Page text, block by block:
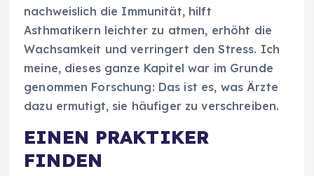
nachweislich die Immunität, hilft
Asthmatikern leichter zu atmen, erhöht die
Wachsamkeit und verringert den Stress. Ich
meine, dieses ganze Kapitel war im Grunde
genommen Forschung: Das ist es, was Ärzte
dazu ermutigt, sie häufiger zu verschreiben.
EINEN PRAKTIKER
FINDEN